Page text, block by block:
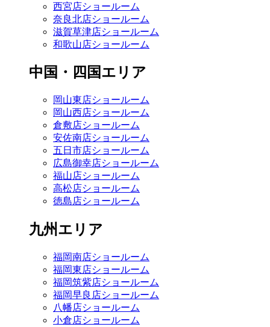
西宮店ショールーム
奈良北店ショールーム
滋賀草津店ショールーム
和歌山店ショールーム
中国・四国エリア
岡山東店ショールーム
岡山西店ショールーム
倉敷店ショールーム
安佐南店ショールーム
五日市店ショールーム
広島御幸店ショールーム
福山店ショールーム
高松店ショールーム
徳島店ショールーム
九州エリア
福岡南店ショールーム
福岡東店ショールーム
福岡筑紫店ショールーム
福岡早良店ショールーム
八幡店ショールーム
小倉店ショールーム